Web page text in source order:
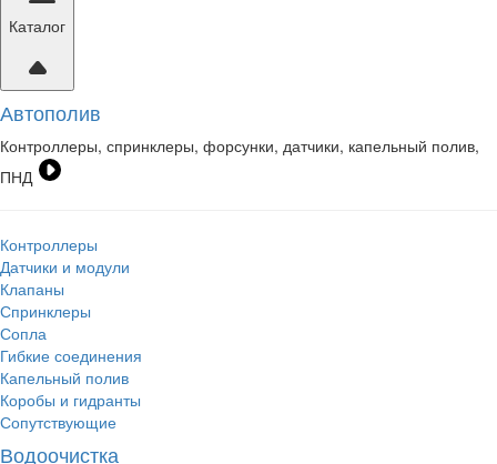
Каталог
Автополив
Контроллеры, спринклеры, форсунки, датчики, капельный полив,
ПНД
Контроллеры
Датчики и модули
Клапаны
Спринклеры
Сопла
Гибкие соединения
Капельный полив
Коробы и гидранты
Сопутствующие
Водоочистка